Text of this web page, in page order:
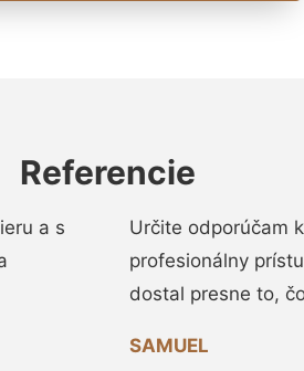
Referencie
a s
Určite odporúčam
profesionálny
dostal presne to,
SAMUEL